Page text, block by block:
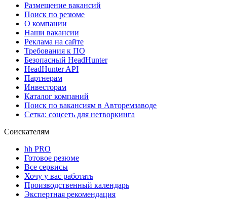
Размещение вакансий
Поиск по резюме
О компании
Наши вакансии
Реклама на сайте
Требования к ПО
Безопасный HeadHunter
HeadHunter API
Партнерам
Инвесторам
Каталог компаний
Поиск по вакансиям в Авторемзаводе
Сетка: соцсеть для нетворкинга
Соискателям
hh PRO
Готовое резюме
Все сервисы
Хочу у вас работать
Производственный календарь
Экспертная рекомендация